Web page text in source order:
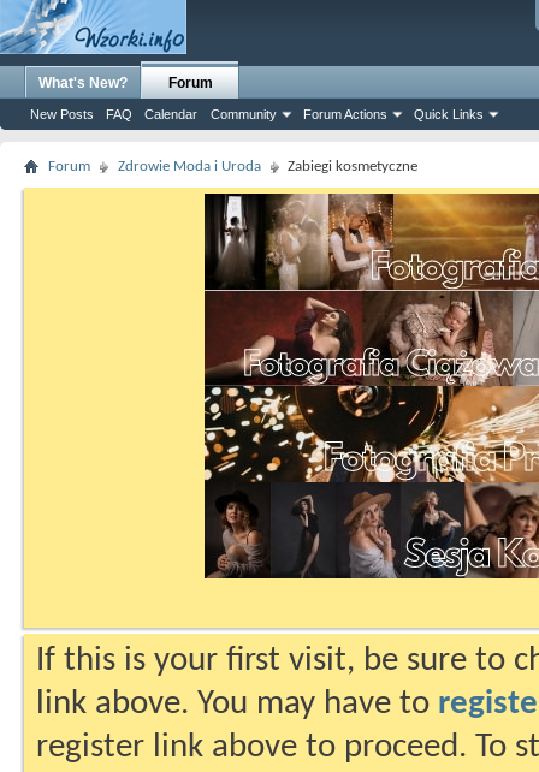
What's New? Forum
New Posts FAQ Calendar Community Forum Actions Quick Links
Forum Zdrowie Moda i Uroda Zabiegi kosmetyczne
If this is your first visit, be sure to
link above. You may have to
register link above to proceed. To